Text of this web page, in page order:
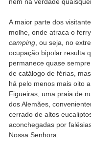
nem na verdade
A maior parte dos
molhe, onde atraca o
camping, ou seja, no
ocupação bipolar resulta
permanece quase
de catálogo de férias,
há pelo menos mais oito
Figueiras, uma praia de
dos Alemães,
cerrado de altos
aconchegadas por
Nossa Senhora.